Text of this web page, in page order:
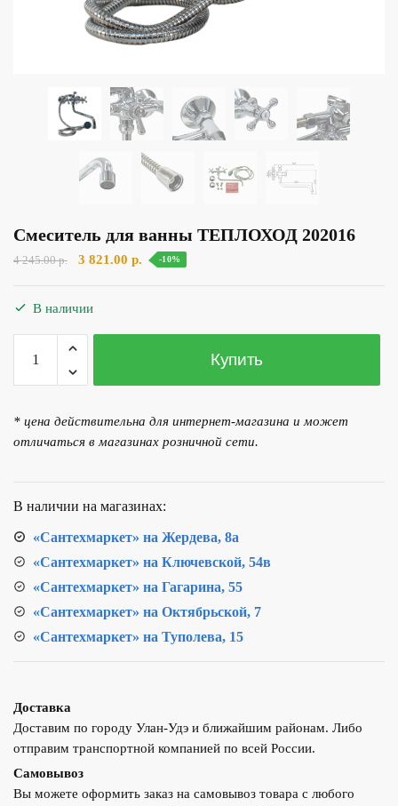
Смеситель для ванны ТЕПЛОХОД 202016
4 245.00р.
Первоначальная
245.00 р..
3 821.00 р. Текущая
-10%
В наличии
Количество
товара
Смеситель
ванны
ТЕПЛОХОД
Купить
* цена действительна для интернет-магазина и может
отличаться в магазинах розничной сети.
В наличии на магазинах:
«Сантехмаркет» на Жердева, 8а
«Сантехмаркет» на Ключевской, 54в
«Сантехмаркет» на Гагарина, 55
«Сантехмаркет» на Октябрьской, 7
«Сантехмаркет» на Туполева, 15
Доставка
Доставим по городу Улан-Удэ и ближайшим районам. Либо
отправим транспортной компанией по всей России.
Самовывоз
Вы можете оформить заказ на самовывоз товара с любого